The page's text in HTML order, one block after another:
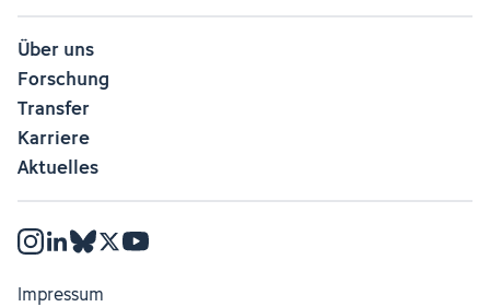
Über uns
Forschung
Transfer
Karriere
Aktuelles
Impressum